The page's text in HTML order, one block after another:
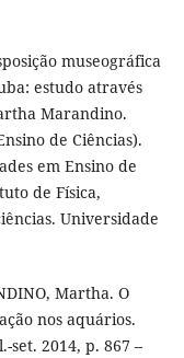
museográfica
estudo através
Marandino.
de Ciências).
em Ensino de
de Física,
Universidade
Martha. O
nos aquários.
set. 2014, p. 867 –